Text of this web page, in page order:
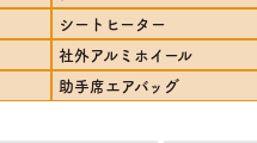
シートヒーター
社外アルミホイール
助手席エアバッグ